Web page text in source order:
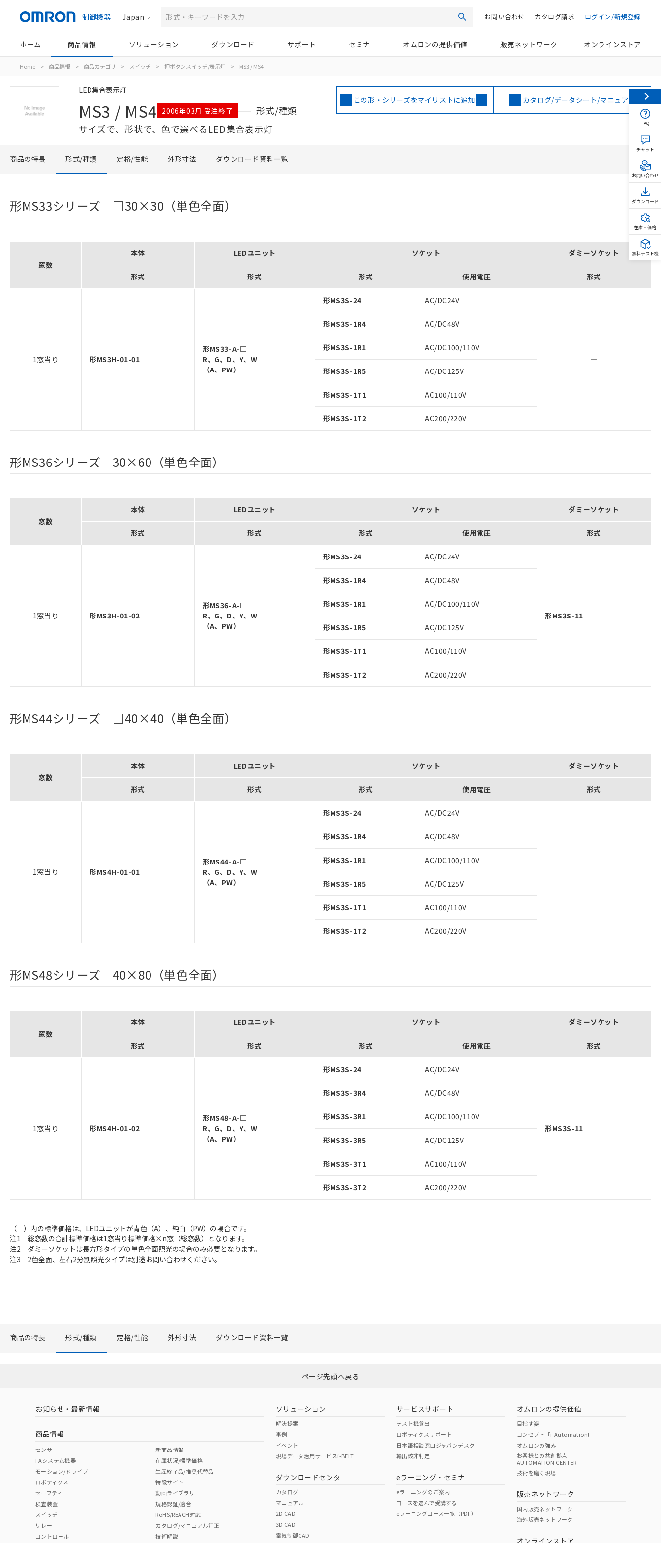
制御機器 Japan 検索 ログイン/新規登録
カタログ請求
お問い合わせ
ホーム 商品情報 ソリューション ダウンロード サポート セミナ オムロンの提供価値 販売ネットワーク オンラインストア
Home > 商品情報 > 商品カテゴリ > スイッチ > 押ボタンスイッチ/表示灯 > MS3 / MS4
LED集合表示灯
MS3 / MS4 2006年03月 受注終了
形式/種類
サイズで、形状で、色で選べるLED集合表示灯
この形・シリーズをマイリストに追加 カタログ/データシート/マニュアル
商品の特長 形式/種類 定格/性能 外形寸法 ダウンロード資料一覧
形MS33シリーズ □30×30（単色全面）
窓数
本体 LEDユニット ソケット ダミーソケット
形式 形式 形式 使用電圧 形式
1窓当り 形MS3H-01-01
形MS33-A-□
R、G、D、Y、W
（A、PW）
形MS3S-24 AC/DC24V
―
形MS3S-1R4 AC/DC48V
形MS3S-1R1 AC/DC100/110V
形MS3S-1R5 AC/DC125V
形MS3S-1T1 AC100/110V
形MS3S-1T2 AC200/220V
形MS36シリーズ 30×60（単色全面）
窓数
本体 LEDユニット ソケット ダミーソケット
形式 形式 形式 使用電圧 形式
1窓当り 形MS3H-01-02
形MS36-A-□
R、G、D、Y、W
（A、PW）
形MS3S-24 AC/DC24V
形MS3S-11
形MS3S-1R4 AC/DC48V
形MS3S-1R1 AC/DC100/110V
形MS3S-1R5 AC/DC125V
形MS3S-1T1 AC100/110V
形MS3S-1T2 AC200/220V
形MS44シリーズ □40×40（単色全面）
窓数
本体 LEDユニット ソケット ダミーソケット
形式 形式 形式 使用電圧 形式
1窓当り 形MS4H-01-01
形MS44-A-□
R、G、D、Y、W
（A、PW）
形MS3S-24 AC/DC24V
―
形MS3S-1R4 AC/DC48V
形MS3S-1R1 AC/DC100/110V
形MS3S-1R5 AC/DC125V
形MS3S-1T1 AC100/110V
形MS3S-1T2 AC200/220V
形MS48シリーズ 40×80（単色全面）
窓数
本体 LEDユニット ソケット ダミーソケット
形式 形式 形式 使用電圧 形式
1窓当り 形MS4H-01-02
形MS48-A-□
R、G、D、Y、W
（A、PW）
形MS3S-24 AC/DC24V
形MS3S-11
形MS3S-3R4 AC/DC48V
形MS3S-3R1 AC/DC100/110V
形MS3S-3R5 AC/DC125V
形MS3S-3T1 AC100/110V
形MS3S-3T2 AC200/220V
（ ）内の標準価格は、LEDユニットが青色（A）、純白（PW）の場合です。
注1 総窓数の合計標準価格は1窓当り標準価格×n窓（総窓数）となります。
注2 ダミーソケットは長方形タイプの単色全面照光の場合のみ必要となります。
注3 2色全面、左右2分割照光タイプは別途お問い合わせください。
商品の特長 形式/種類 定格/性能 外形寸法 ダウンロード資料一覧
ページ先頭へ戻る
お知らせ・最新情報
商品情報
センサ
FAシステム機器
モーション/ドライブ
ロボティクス
セーフティ
検査装置
スイッチ
リレー
コントロール
新商品情報
在庫状況/標準価格
生産終了品/推奨代替品
特設サイト
動画ライブラリ
規格認証/適合
RoHS/REACH対応
カタログ/マニュアル訂正
技術解説
ソリューション
解決提案
事例
イベント
現場データ活用サービスi-BELT
ダウンロードセンタ
カタログ
マニュアル
2D CAD
3D CAD
電気制御CAD
サービスサポート
テスト機貸出
ロボティクスサポート
日本語相談窓口ジャパンデスク
輸出該非判定
eラーニング・セミナ
eラーニングのご案内
コースを選んで受講する
eラーニングコース一覧（PDF）
オムロンの提供価値
目指す姿
コンセプト「i-Automation!」
オムロンの強み
お客様との共創拠点
AUTOMATION CENTER
技術を磨く現場
販売ネットワーク
国内販売ネットワーク
海外販売ネットワーク
オンラインストア
FAQ
チャット
お問い合わせ
ダウンロード
在庫・価格
無料テスト機